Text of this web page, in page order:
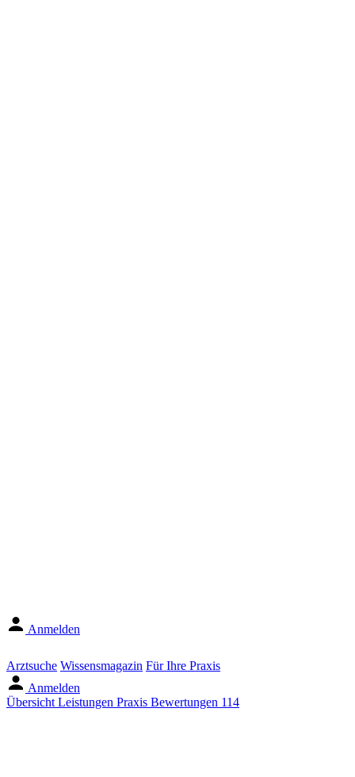
Anmelden
Arztsuche Wissensmagazin Für Ihre Praxis
Anmelden
Übersicht Leistungen Praxis Bewertungen 114